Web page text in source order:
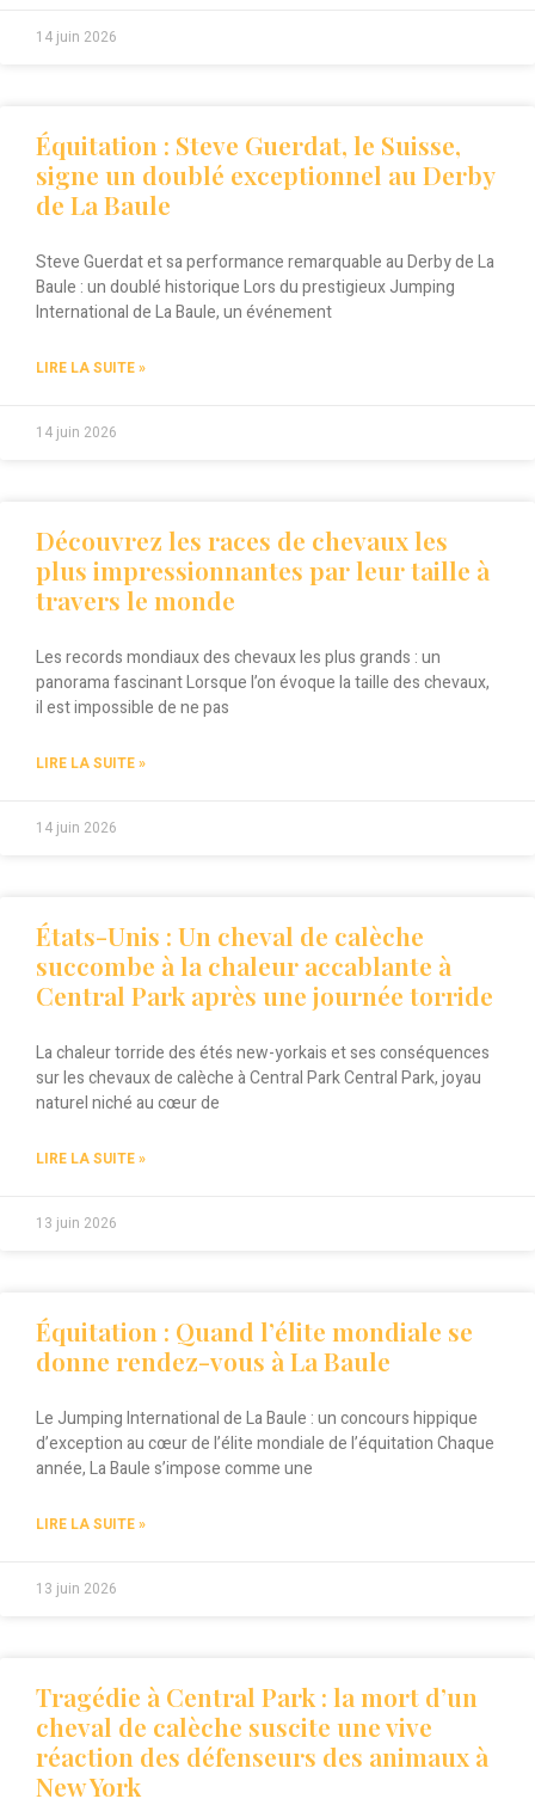
14 juin 2026
Équitation : Steve Guerdat, le Suisse,
signe un doublé exceptionnel au Derby
de La Baule
Steve Guerdat et sa performance remarquable au Derby de La
Baule : un doublé historique Lors du prestigieux Jumping
International de La Baule, un événement
LIRE LA SUITE »
14 juin 2026
Découvrez les races de chevaux les
plus impressionnantes par leur taille à
travers le monde
Les records mondiaux des chevaux les plus grands : un
panorama fascinant Lorsque l’on évoque la taille des chevaux,
il est impossible de ne pas
LIRE LA SUITE »
14 juin 2026
États-Unis : Un cheval de calèche
succombe à la chaleur accablante à
Central Park après une journée torride
La chaleur torride des étés new-yorkais et ses conséquences
sur les chevaux de calèche à Central Park Central Park, joyau
naturel niché au cœur de
LIRE LA SUITE »
13 juin 2026
Équitation : Quand l’élite mondiale se
donne rendez-vous à La Baule
Le Jumping International de La Baule : un concours hippique
d’exception au cœur de l’élite mondiale de l’équitation Chaque
année, La Baule s’impose comme une
LIRE LA SUITE »
13 juin 2026
Tragédie à Central Park : la mort d’un
cheval de calèche suscite une vive
réaction des défenseurs des animaux à
New York